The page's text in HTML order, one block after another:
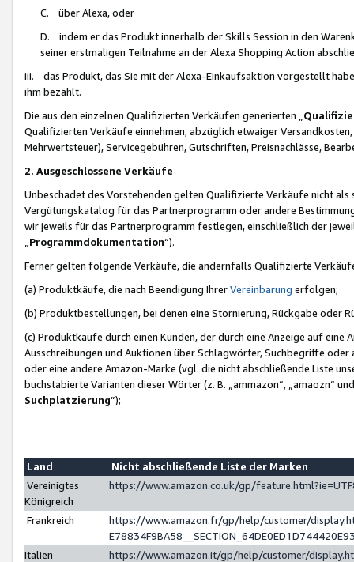
C. über Alexa, oder
D. indem er das Produkt innerhalb der Skills Session in den
seiner erstmaligen Teilnahme an der Alexa Shopping Action
iii. das Produkt, das Sie mit der Alexa-Einkaufsaktion vorgestellt
ihm bezahlt.
Die aus den einzelnen Qualifizierten Verkäufen generierten „
Qualifizierten Verkäufe einnehmen, abzüglich etwaiger
Mehrwertsteuer), Servicegebühren, Gutschriften, Preisnachlässe,
2. Ausgeschlossene Verkäufe
Unbeschadet des Vorstehenden gelten Qualifizierte Verkäufe nicht
Vergütungskatalog für das Partnerprogramm oder andere
wir jeweils für das Partnerprogramm festlegen, einschließlich der
Programmdokumentation“).
Ferner gelten folgende Verkäufe, die andernfalls Qualifizierte
(a) Produktkäufe, die nach Beendigung IhrerVereinbarung erfolgen;
(b) Produktbestellungen, bei denen eine Stornierung, Rückgabe oder
(c) Produktkäufe durch einen Kunden, der durch eine Anzeige auf
Ausschreibungen und Auktionen über Schlagwörter, Suchbegriffe
oder eine andere Amazon-Marke (vgl. die nicht abschließende Liste
buchstabierte Varianten dieser Wörter (z. B. „ammazon“, „amaozn“
Suchplatzierung”);
Land
Nicht abschließende Liste der Marken
Vereinigtes
Königreich
https://www.amazon.co.uk/gp/
Frankreich
https://www.amazon.fr/gp/help/customer/
Italien
https://www.amazon.it/gp/help/customer/